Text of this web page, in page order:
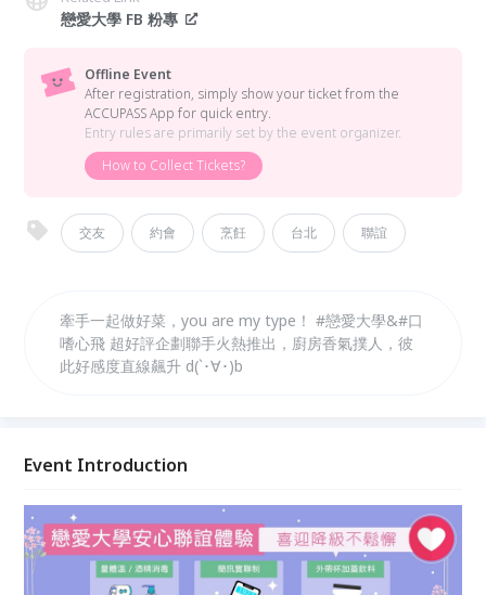
戀愛大學 FB 粉專
Offline Event
After registration, simply show your ticket from the
ACCUPASS App for quick entry.
Entry rules are primarily set by the event organizer.
How to Collect Tickets?
交友 約會 烹飪 台北 聯誼
牽手一起做好菜，you are my type！ #戀愛大學&#口
嗜心飛 超好評企劃聯手火熱推出，廚房香氣撲人，彼
此好感度直線飆升 d(`･∀･)b
Event Introduction